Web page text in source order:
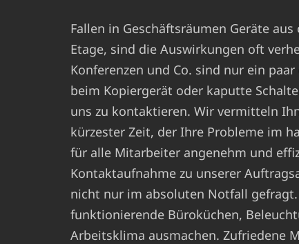
Fallen in Geschäftsräumen Geräte
Etage, sind die Auswirkungen oft
Konferenzen und Co. sind nur ein
beim Kopiergerät oder kaputte
uns zu kontaktieren. Wir vermitteln
kürzester Zeit, der Ihre Probleme im
für alle Mitarbeiter angenehm und
Kontaktaufnahme zu unserer
nicht nur im absoluten Notfall
funktionierende Büroküchen,
Arbeitsklima ausmachen. Zufriedene